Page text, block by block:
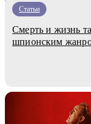
Статьи
Смерть и жизнь
шпионским